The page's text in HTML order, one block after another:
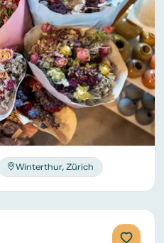
Winterthur, Zürich